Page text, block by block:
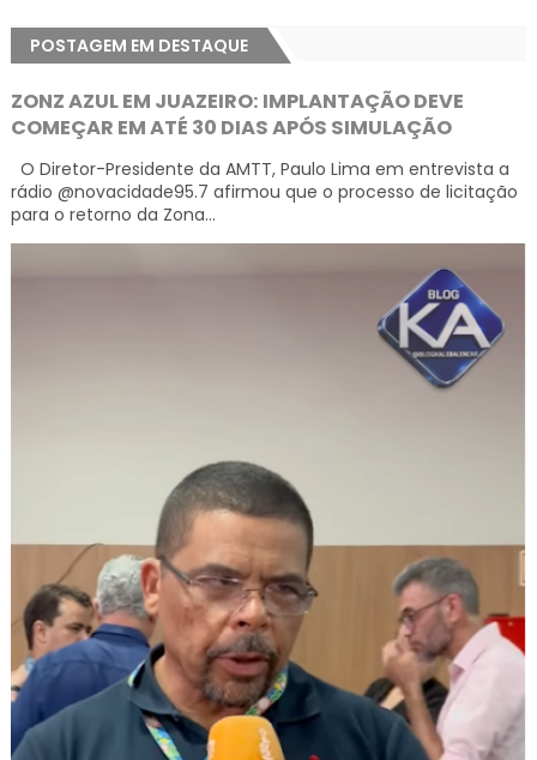
POSTAGEM EM DESTAQUE
ZONZ AZUL EM JUAZEIRO: IMPLANTAÇÃO DEVE
COMEÇAR EM ATÉ 30 DIAS APÓS SIMULAÇÃO
O Diretor-Presidente da AMTT, Paulo Lima em entrevista a
rádio @novacidade95.7 afirmou que o processo de licitação
para o retorno da Zona...